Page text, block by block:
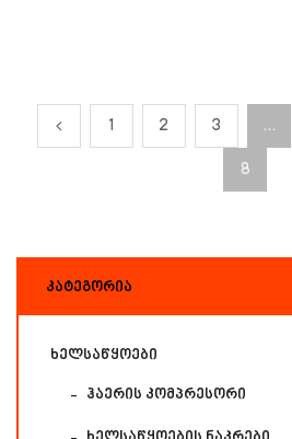
1 2 3 …
8
ᲙᲐᲢᲔᲒᲝᲠᲘᲐ
ხელსაწყოები
ჰაერის კომპრესორი